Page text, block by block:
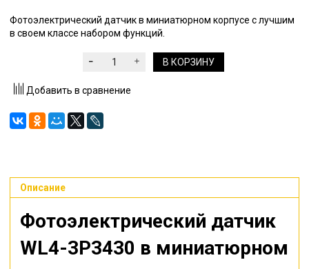
Фотоэлектрический датчик в миниатюрном корпусе с лучшим
в своем классе набором функций.
В КОРЗИНУ
Добавить в сравнение
Описание
Фотоэлектрический датчик
WL4-3P3430 в миниатюрном